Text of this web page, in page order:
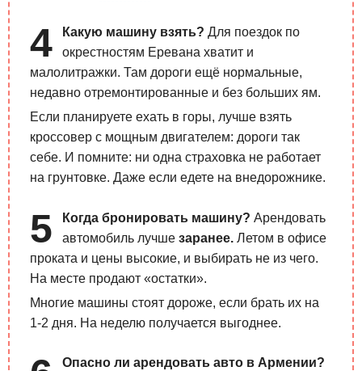
Какую машину взять? Для поездок по
окрестностям Еревана хватит и
малолитражки. Там дороги ещё нормальные,
недавно отремонтированные и без больших ям.
Если планируете ехать в горы, лучше взять
кроссовер с мощным двигателем: дороги так
себе. И помните: ни одна страховка не работает
на грунтовке. Даже если едете на внедорожнике.
Когда бронировать машину? Арендовать
автомобиль лучше заранее. Летом в офисе
проката и цены высокие, и выбирать не из чего.
На месте продают «остатки».
Многие машины стоят дороже, если брать их на
1-2 дня. На неделю получается выгоднее.
Опасно ли арендовать авто в Армении?